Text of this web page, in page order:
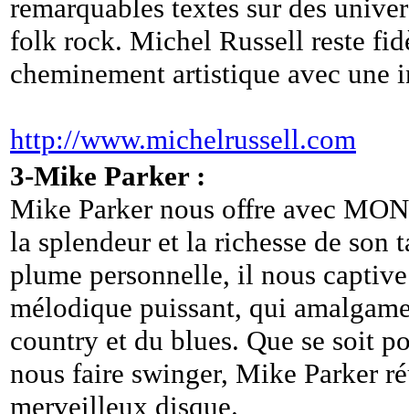
remarquables textes sur des
folk rock. Michel Russell reste
cheminement artistique avec une
http://www.michelrussell.com
3-Mike Parker :
Mike Parker nous offre avec
la splendeur et la richesse de son
plume personnelle, il nous
mélodique puissant, qui
country et du blues. Que se soit
nous faire swinger, Mike Parker
merveilleux disque.